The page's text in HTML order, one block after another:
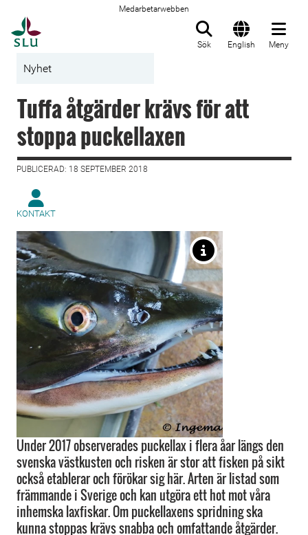
Medarbetarwebben
Sök English Meny
Nyhet
Tuffa åtgärder krävs för att
stoppa puckellaxen
PUBLICERAD: 18 SEPTEMBER 2018
KONTAKT
Under 2017 observerades puckellax i flera åar längs den
svenska västkusten och risken är stor att fisken på sikt
också etablerar och förökar sig här. Arten är listad som
främmande i Sverige och kan utgöra ett hot mot våra
inhemska laxfiskar. Om puckellaxens spridning ska
kunna stoppas krävs snabba och omfattande åtgärder.